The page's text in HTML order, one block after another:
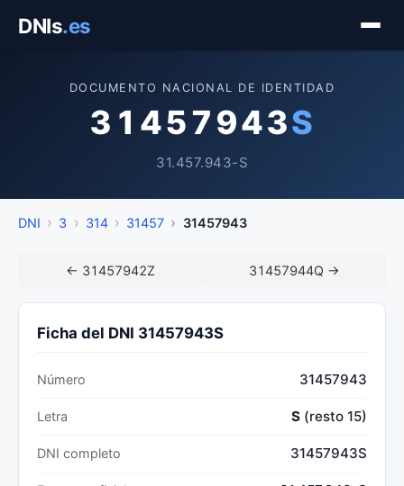
DNIs.es
DOCUMENTO NACIONAL DE IDENTIDAD
31457943S
31.457.943-S
DNI 3 314 31457 31457943
← 31457942Z 31457944Q →
Ficha del DNI 31457943S
Número 31457943
Letra S (resto 15)
DNI completo 31457943S